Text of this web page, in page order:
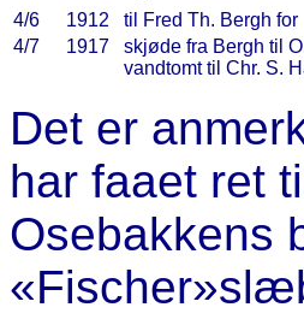
4/6
1912
til Fred Th. Bergh for
4/7
1917
skjøde fra Bergh til
vandtomt til Chr. S.
Det er
har faaet ret
Osebakkens